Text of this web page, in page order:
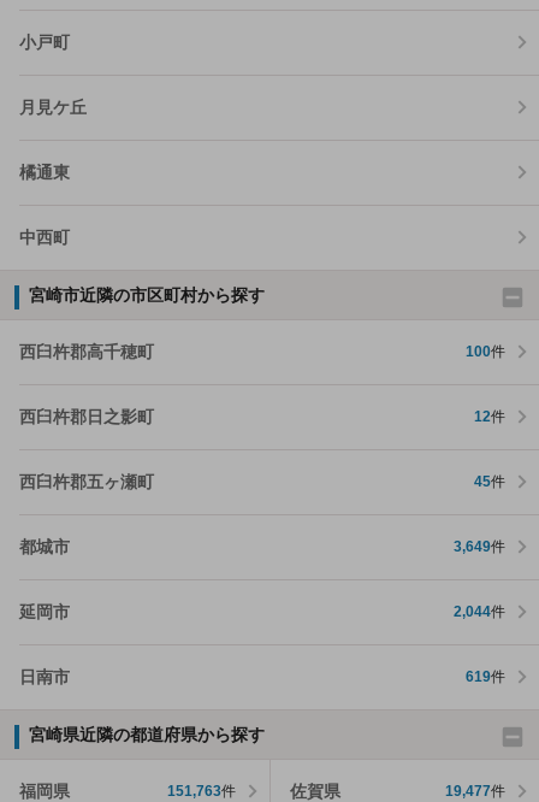
小戸町
月見ケ丘
橘通東
中西町
宮崎市近隣の市区町村から探す
西臼杵郡高千穂町 100件
西臼杵郡日之影町 12件
西臼杵郡五ヶ瀬町 45件
都城市 3,649件
延岡市 2,044件
日南市 619件
宮崎県近隣の都道府県から探す
福岡県 151,763件 佐賀県 19,477件